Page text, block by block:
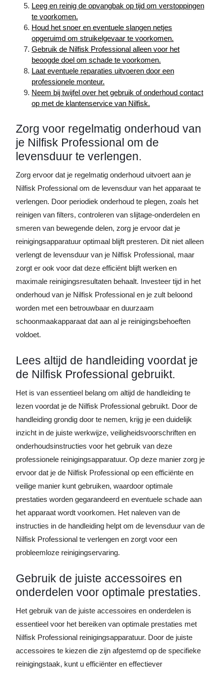
Leeg en reinig de opvangbak op tijd om verstoppingen
te voorkomen.
Houd het snoer en eventuele slangen netjes
opgeruimd om struikelgevaar te voorkomen.
Gebruik de Nilfisk Professional alleen voor het
beoogde doel om schade te voorkomen.
Laat eventuele reparaties uitvoeren door een
professionele monteur.
Neem bij twijfel over het gebruik of onderhoud contact
op met de klantenservice van Nilfisk.
Zorg voor regelmatig onderhoud van
je Nilfisk Professional om de
levensduur te verlengen.
Zorg ervoor dat je regelmatig onderhoud uitvoert aan je
Nilfisk Professional om de levensduur van het apparaat te
verlengen. Door periodiek onderhoud te plegen, zoals het
reinigen van filters, controleren van slijtage-onderdelen en
smeren van bewegende delen, zorg je ervoor dat je
reinigingsapparatuur optimaal blijft presteren. Dit niet alleen
verlengt de levensduur van je Nilfisk Professional, maar
zorgt er ook voor dat deze efficiënt blijft werken en
maximale reinigingsresultaten behaalt. Investeer tijd in het
onderhoud van je Nilfisk Professional en je zult beloond
worden met een betrouwbaar en duurzaam
schoonmaakapparaat dat aan al je reinigingsbehoeften
voldoet.
Lees altijd de handleiding voordat je
de Nilfisk Professional gebruikt.
Het is van essentieel belang om altijd de handleiding te
lezen voordat je de Nilfisk Professional gebruikt. Door de
handleiding grondig door te nemen, krijg je een duidelijk
inzicht in de juiste werkwijze, veiligheidsvoorschriften en
onderhoudsinstructies voor het gebruik van deze
professionele reinigingsapparatuur. Op deze manier zorg je
ervoor dat je de Nilfisk Professional op een efficiënte en
veilige manier kunt gebruiken, waardoor optimale
prestaties worden gegarandeerd en eventuele schade aan
het apparaat wordt voorkomen. Het naleven van de
instructies in de handleiding helpt om de levensduur van de
Nilfisk Professional te verlengen en zorgt voor een
probleemloze reinigingservaring.
Gebruik de juiste accessoires en
onderdelen voor optimale prestaties.
Het gebruik van de juiste accessoires en onderdelen is
essentieel voor het bereiken van optimale prestaties met
Nilfisk Professional reinigingsapparatuur. Door de juiste
accessoires te kiezen die zijn afgestemd op de specifieke
reinigingstaak, kunt u efficiënter en effectiever